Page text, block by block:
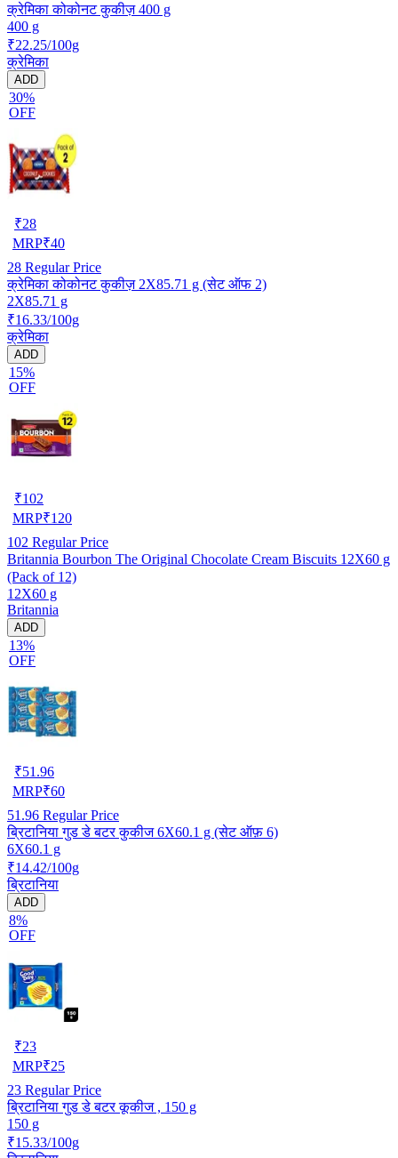
क्रेमिका कोकोनट कुकीज़ 400 g
400 g
₹22.25/100g
क्रेमिका
ADD
30%
OFF
₹28
MRP₹40
28 Regular Price
क्रेमिका कोकोनट कुकीज़ 2X85.71 g (सेट ऑफ 2)
2X85.71 g
₹16.33/100g
क्रेमिका
ADD
15%
OFF
₹102
MRP₹120
102 Regular Price
Britannia Bourbon The Original Chocolate Cream Biscuits 12X60 g
(Pack of 12)
12X60 g
Britannia
ADD
13%
OFF
₹51.96
MRP₹60
51.96 Regular Price
ब्रिटानिया गुड डे बटर कुकीज 6X60.1 g (सेट ऑफ़ 6)
6X60.1 g
₹14.42/100g
ब्रिटानिया
ADD
8%
OFF
₹23
MRP₹25
23 Regular Price
ब्रिटानिया गुड डे बटर कूकीज , 150 g
150 g
₹15.33/100g